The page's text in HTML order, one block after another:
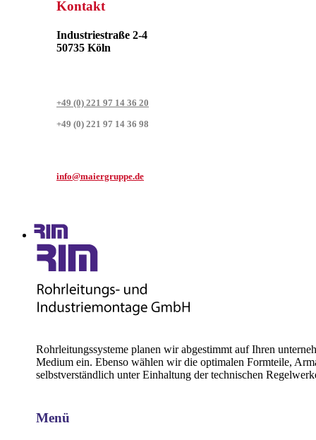
Kontakt
Industriestraße 2-4
50735 Köln
+49 (0) 221 97 14 36 20
+49 (0) 221 97 14 36 98
info@maiergruppe.de
Rohrleitungssysteme planen wir abgestimmt auf Ihren
Medium ein. Ebenso wählen wir die optimalen Formteile,
selbstverständlich unter Einhaltung der technischen
Menü